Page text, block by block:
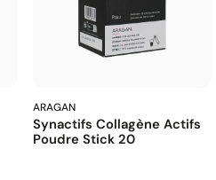
ARAGAN
Synactifs Collagène Actifs
Poudre Stick 20